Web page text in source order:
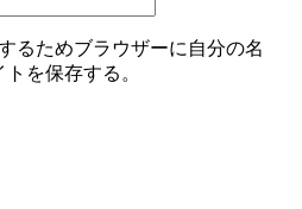
るためブラウザーに自分の名
を保存する。